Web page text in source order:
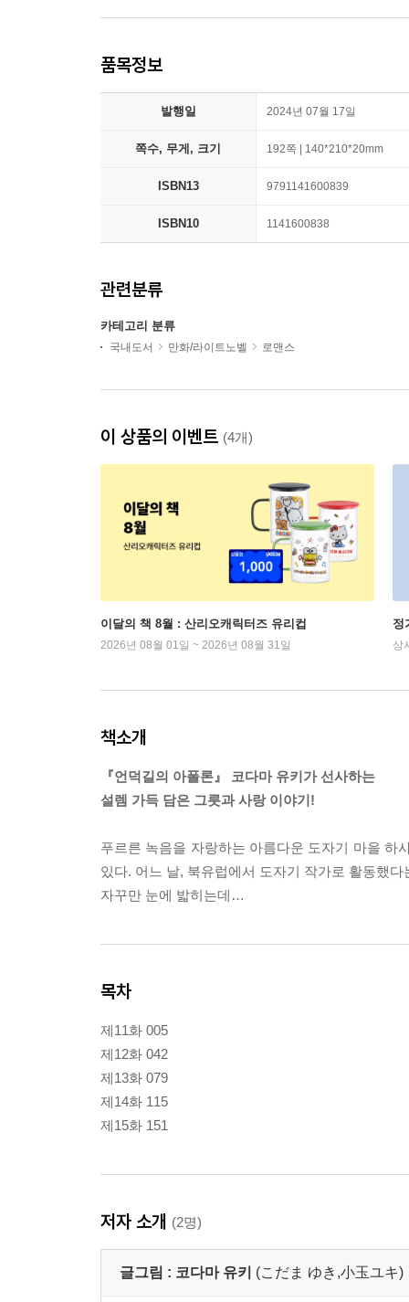
품목정보
발행일 2024년 07월 17일
쪽수, 무게, 크기 192쪽 | 140*210*20mm
ISBN13 9791141600839
ISBN10 1141600838
관련분류
카테고리 분류
국내도서 만화/라이트노벨 로맨스
이 상품의 이벤트 (4개)
이달의 책 8월 : 산리오캐릭터즈 유리컵
2026년 08월 01일 ~ 2026년 08월 31일
정
상
책소개
『언덕길의 아폴론』 코다마 유키가 선사하는
설렘 가득 담은 그릇과 사랑 이야기!
푸르른 녹음을 자랑하는 아름다운 도자기 마을 하
있다. 어느 날, 북유럽에서 도자기 작가로 활동했
자꾸만 눈에 밟히는데…
목차
제11화 005
제12화 042
제13화 079
제14화 115
제15화 151
저자 소개 (2명)
글그림 : 코다마 유키 (こだま ゆき,小玉ユキ)